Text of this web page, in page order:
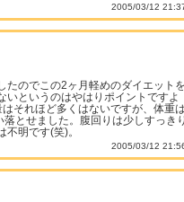
2005/03/12
たのでこの2ヶ月軽めのダイエットを
いというのはやはりポイントですよ
それほど多くはないですが、体重は
とせました。腹回りは少しすっきり
不明です(笑)。
2005/03/12